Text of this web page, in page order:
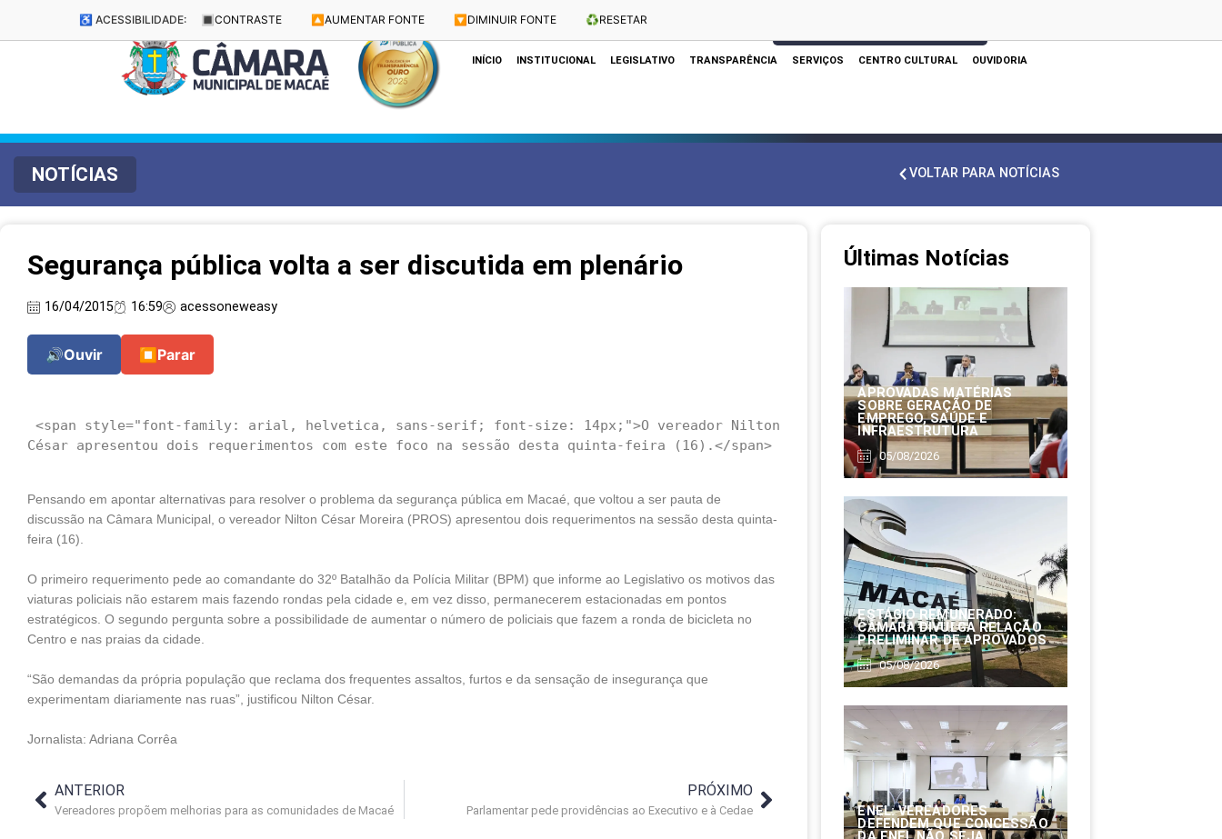
♿ ACESSIBILIDADE: 🔳 CONTRASTE 🔼 AUMENTAR FONTE 🔽 DIMINUIR FONTE ♻️RESETAR
Dias e Horários das Sessões: Terças e Quartas às 10h
INÍCIO INSTITUCIONAL LEGISLATIVO TRANSPARÊNCIA SERVIÇOS CENTRO CULTURAL OUVIDORIA
NOTÍCIAS VOLTAR PARA NOTÍCIAS
Segurança pública volta a ser discutida em plenário
16/04/2015 16:59 acessoneweasy
🔊Ouvir ⏹ Parar
Pensando em apontar alternativas para resolver o problema da segurança pública em Macaé, que voltou a ser pauta de
discussão na Câmara Municipal, o vereador Nilton César Moreira (PROS) apresentou dois requerimentos na sessão desta quinta-
feira (16).
O primeiro requerimento pede ao comandante do 32º Batalhão da Polícia Militar (BPM) que informe ao Legislativo os motivos das
viaturas policiais não estarem mais fazendo rondas pela cidade e, em vez disso, permanecerem estacionadas em pontos
estratégicos. O segundo pergunta sobre a possibilidade de aumentar o número de policiais que fazem a ronda de bicicleta no
Centro e nas praias da cidade.
“São demandas da própria população que reclama dos frequentes assaltos, furtos e da sensação de insegurança que
experimentam diariamente nas ruas”, justificou Nilton César.
Jornalista: Adriana Corrêa
ANTERIOR
Vereadores propõem melhorias para as comunidades de Macaé
PRÓXIMO
Parlamentar pede providências ao Executivo e à Cedae
Últimas Notícias
APROVADAS MATÉRIAS
SOBRE GERAÇÃO DE
EMPREGO, SAÚDE E
INFRAESTRUTURA
05/08/2026
ESTÁGIO REMUNERADO:
CÂMARA DIVULGA RELAÇÃO
PRELIMINAR DE APROVADOS
05/08/2026
ENEL: VEREADORES
DEFENDEM QUE CONCESSÃO